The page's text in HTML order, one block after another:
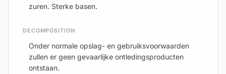
zuren. Sterke basen.
DECOMPOSITION
Onder normale opslag- en gebruiksvoorwaarden
zullen er geen gevaarlijke ontledingsproducten
ontstaan.